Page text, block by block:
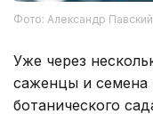
Фото: Александр
Уже через
саженцы и семена
ботанического